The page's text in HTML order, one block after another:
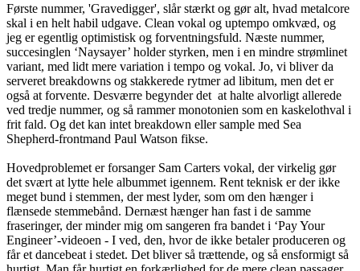
Første nummer, 'Gravedigger', slår stærkt og gør alt, hvad metalcore
skal i en helt habil udgave. Clean vokal og uptempo omkvæd, og
jeg er egentlig optimistisk og forventningsfuld. Næste nummer,
succesinglen ‘Naysayer’ holder styrken, men i en mindre strømlinet
variant, med lidt mere variation i tempo og vokal. Jo, vi bliver da
serveret breakdowns og stakkerede rytmer ad libitum, men det er
også at forvente. Desværre begynder det at halte alvorligt allerede
ved tredje nummer, og så rammer monotonien som en kaskelothval i
frit fald. Og det kan intet breakdown eller sample med Sea
Shepherd-frontmand Paul Watson fikse.
Hovedproblemet er forsanger Sam Carters vokal, der virkelig gør
det svært at lytte hele albummet igennem. Rent teknisk er der ikke
meget bund i stemmen, der mest lyder, som om den hænger i
flænsede stemmebånd. Dernæst hænger han fast i de samme
fraseringer, der minder mig om sangeren fra bandet i ‘Pay Your
Engineer’-videoen - I ved, den, hvor de ikke betaler produceren og
får et dancebeat i stedet. Det bliver så trættende, og så ensformigt så